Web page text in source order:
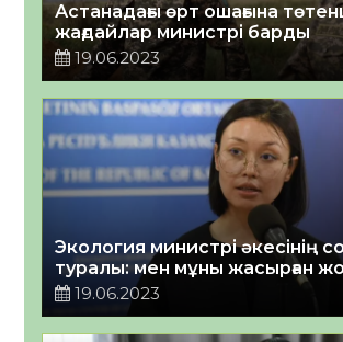
Астанадағы өрт ошағына
жағдайлар министрі барды
19.06.2023
Экология министрі әкесінің
туралы: мен мұны жасырған
19.06.2023